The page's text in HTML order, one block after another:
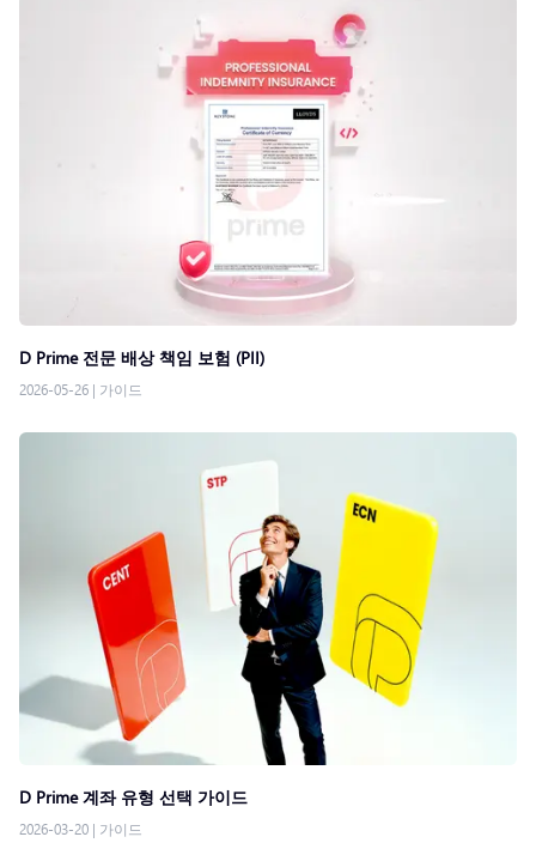
D Prime 전문 배상 책임 보험 (PII)
2026-05-26 | 가이드
D Prime 계좌 유형 선택 가이드
2026-03-20 | 가이드